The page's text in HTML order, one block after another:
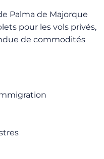
Palma de Majorque
pour les vols privés,
de commodités